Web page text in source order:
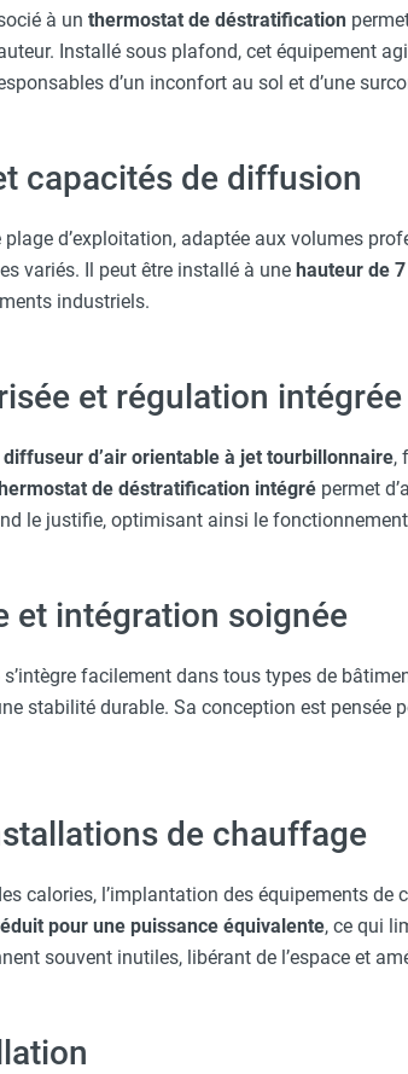
(Régulation + Thermostat + Sonde à
5 mètres - SEET
L - HUSQVARNA
protège-menton Smartguard PE 10H -
tête réglable - HUSQVARNA
à un thermostat de déstratification
Installé sous plafond, cet équipement
d’un inconfort au sol et d’une
capacités de diffusion
d’exploitation, adaptée aux volumes
variés. Il peut être installé à une hauteur de
industriels.
et régulation intégrée
diffuseur d’air orientable à jet tourbillonnaire,
de déstratification intégré permet
le justifie, optimisant ainsi le
et intégration soignée
s’intègre facilement dans tous types de
stabilité durable. Sa conception est pensée
de chauffage
calories, l’implantation des équipements
pour une puissance équivalente, ce qui
souvent inutiles, libérant de l’espace et